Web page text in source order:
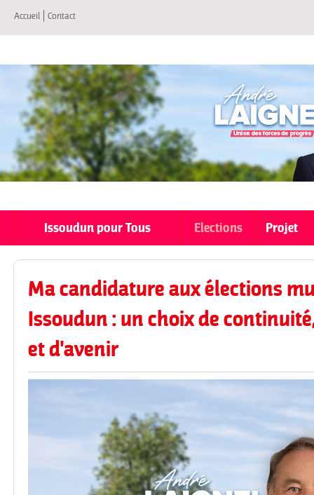
Accueil Contact
Issoudun pour Tous Elections Projet
Ma candidature aux élections
Issoudun : un choix de
et d'avenir